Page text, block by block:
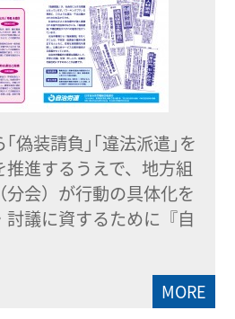
偽装請負｣｢違法派遣｣を
進するうえで、地方組
会）が行動の具体化を
議に資するために『自
MORE